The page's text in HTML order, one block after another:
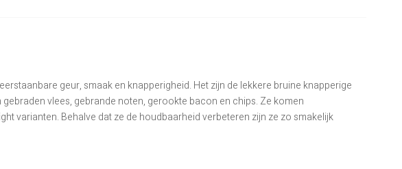
geur, smaak en knapperigheid. Het zijn de lekkere bruine knapperige
vlees, gebrande noten, gerookte bacon en chips. Ze komen
varianten. Behalve dat ze de houdbaarheid verbeteren zijn ze zo smakelijk